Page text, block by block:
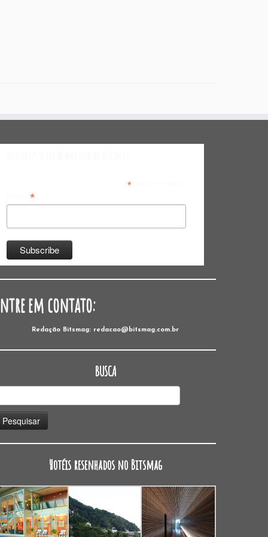
*indicates required
*
em contato:
Redação Bitsmag: redacao@bitsmag.com.br
BUSCA
Hotéis resenhados no Bitsmag